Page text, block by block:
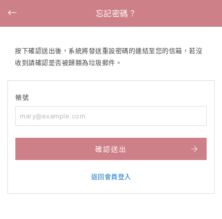
忘記密碼？
按下確認送出後，系統將發送重設密碼的連結至您的信箱，若沒
收到請確認是否被歸類為垃圾郵件。
帳號
確認送出
返回會員登入